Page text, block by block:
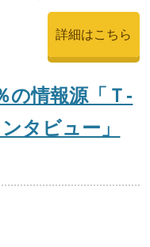
詳細はこちら
の情報源「Ｔ-
タビュー」